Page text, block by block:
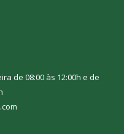
de 08:00 às 12:00h e de